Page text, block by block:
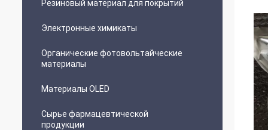
Резиновый материал для покрытий
Электронные химикаты
Органические фотовольтайческие
материалы
Материалы OLED
Сырье фармацевтической
продукции